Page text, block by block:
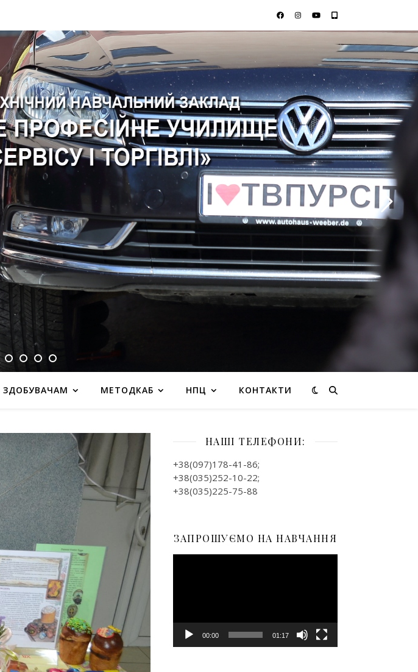
ЗДОБУВАЧАМ МЕТОДКАБ НПЦ КОНТАКТИ
НАШІ ТЕЛЕФОНИ:
+38(097)178-41-86;
+38(035)252-10-22;
+38(035)225-75-88
ЗАПРОШУЄМО НА НАВЧАННЯ
00:00 01:17